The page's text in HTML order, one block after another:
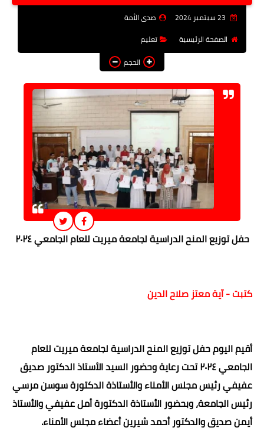
فن وثقافة
عربى ودولى
توك شو
آراء وتحليلات
صدى الأمة
الصفحة الرئيسية
تعليم
الحجم
حفل توزيع المنح الدراسية لجامعة ميريت للعام الجامعي ٢٠٢٤
كتبت - آية معتز صلاح الدين
أقيم اليوم حفل توزيع المنح الدراسية لجامعة ميريت للعام
الجامعي ٢٠٢٤ تحت رعاية وحضور السيد الأستاذ الدكتور صديق
عفيفي رئيس مجلس الأمناء والأستاذة الدكتورة سوسن مرسي
رئيس الجامعة، وبحضور الأستاذة الدكتورة أمل عفيفي والأستاذ
أيمن صديق والدكتور أحمد شيرين أعضاء مجلس الأمناء.